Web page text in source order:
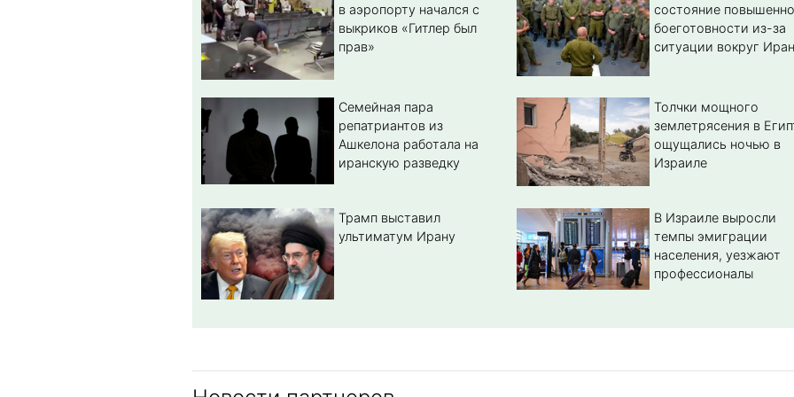
в аэропорту начался с
выкриков «Гитлер был
прав»
состояние
боеготовности из-за
ситуации вокруг
Семейная пара
репатриантов из
Ашкелона работала на
иранскую разведку
Толчки мощного
землетрясения в
ощущались ночью в
Израиле
Трамп выставил
ультиматум Ирану
В Израиле выросли
темпы эмиграции
населения, уезжают
профессионалы